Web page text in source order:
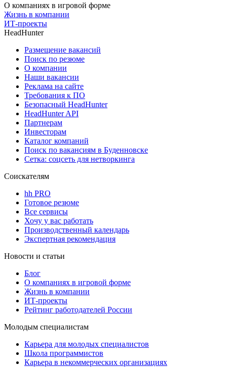
О компаниях в игровой форме
Жизнь в компании
ИТ-проекты
HeadHunter
Размещение вакансий
Поиск по резюме
О компании
Наши вакансии
Реклама на сайте
Требования к ПО
Безопасный HeadHunter
HeadHunter API
Партнерам
Инвесторам
Каталог компаний
Поиск по вакансиям в Буденновске
Сетка: соцсеть для нетворкинга
Соискателям
hh PRO
Готовое резюме
Все сервисы
Хочу у вас работать
Производственный календарь
Экспертная рекомендация
Новости и статьи
Блог
О компаниях в игровой форме
Жизнь в компании
ИТ-проекты
Рейтинг работодателей России
Молодым специалистам
Карьера для молодых специалистов
Школа программистов
Карьера в некоммерческих организациях